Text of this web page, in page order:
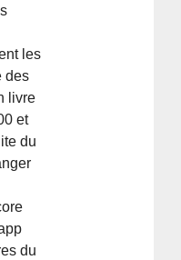
les
des
livre
et
du
du